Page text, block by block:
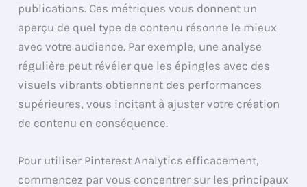
publications. Ces métriques vous donnent un
aperçu de quel type de contenu résonne le mieux
avec votre audience. Par exemple, une analyse
régulière peut révéler que les épingles avec des
visuels vibrants obtiennent des performances
supérieures, vous incitant à ajuster votre création
de contenu en conséquence.
Pour utiliser Pinterest Analytics efficacement,
commencez par vous concentrer sur les principaux